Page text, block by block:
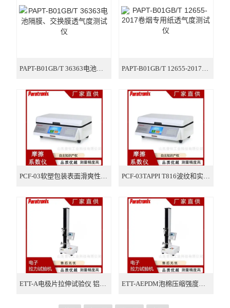
PAPT-B01GB/T 36363电池隔膜、交换膜透气度测试仪 PAPT-B01GB/T 12655-2017卷烟专用纸透气度测试仪
PCF-03软塑包装表面滑爽性测试仪 薄膜摩擦系数仪 PCF-03TAPPI T816波纹和实心纤维板的静摩擦系数仪
ETT-A电极片拉伸试验仪 铝片焊接拉力测试仪 ETT-AEPDM泡棉压缩强度测试仪